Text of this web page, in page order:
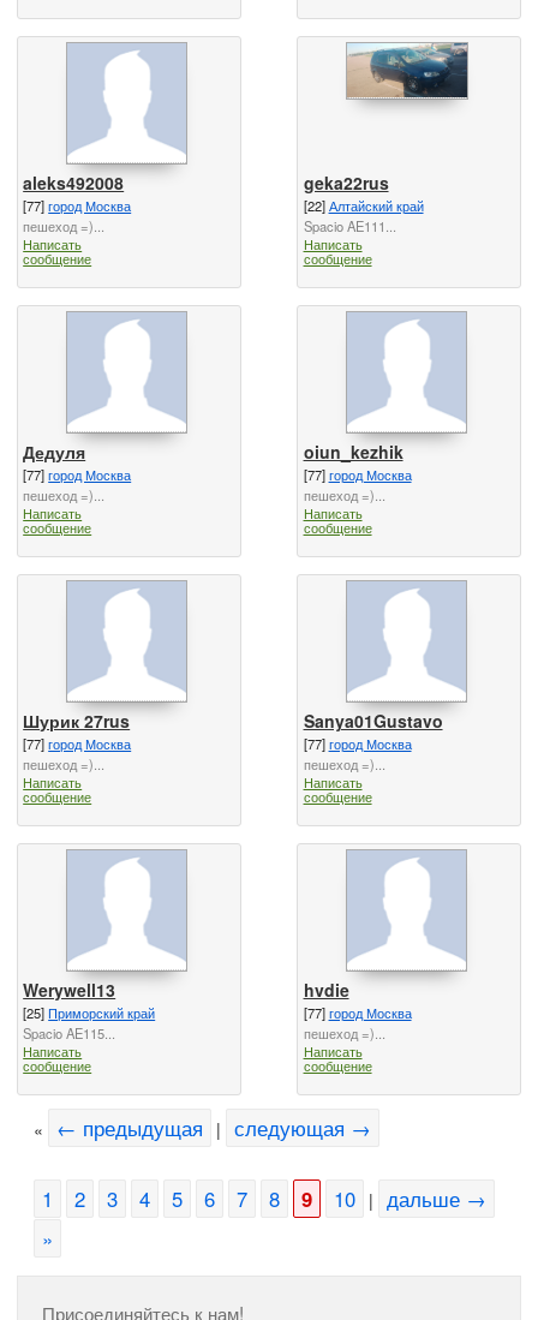
aleks492008
[77]город Москва
пешеход =)...
Написать
сообщение
geka22rus
[22]Алтайский край
Spacio AE111...
Написать
сообщение
Дедуля
[77]город Москва
пешеход =)...
Написать
сообщение
oiun_kezhik
[77]город Москва
пешеход =)...
Написать
сообщение
Шурик 27rus
[77]город Москва
пешеход =)...
Написать
сообщение
Sanya01Gustavo
[77]город Москва
пешеход =)...
Написать
сообщение
Werywell13
[25]Приморский край
Spacio AE115...
Написать
сообщение
hvdie
[77]город Москва
пешеход =)...
Написать
сообщение
« ← предыдущая | следующая →
1 2 3 4 5 6 7 8 9 10 | дальше →
»
Присоединяйтесь к нам!